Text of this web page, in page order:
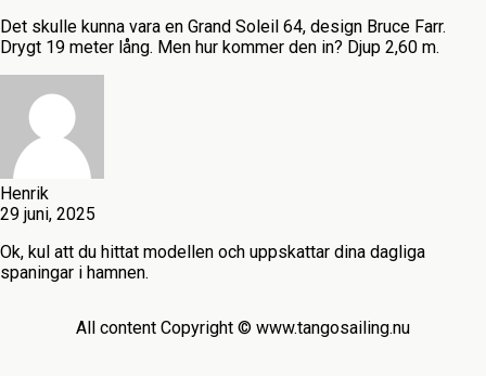
Det skulle kunna vara en Grand Soleil 64, design Bruce Farr.
Drygt 19 meter lång. Men hur kommer den in? Djup 2,60 m.
Henrik
29 juni, 2025
Ok, kul att du hittat modellen och uppskattar dina dagliga
spaningar i hamnen.
All content Copyright © www.tangosailing.nu